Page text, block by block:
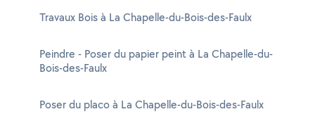
Travaux Bois à La Chapelle-du-Bois-des-Faulx
Peindre - Poser du papier peint à La Chapelle-du-
Bois-des-Faulx
Poser du placo à La Chapelle-du-Bois-des-Faulx